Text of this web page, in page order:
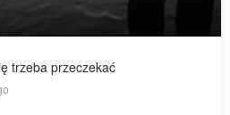
trzeba przeczekać